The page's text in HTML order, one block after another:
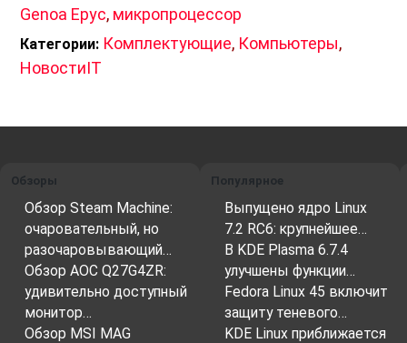
Genoa Epyc, микропроцессор
Категории: Комплектующие, Компьютеры,
НовостиIT
Обзоры
Обзор Steam Machine:
очаровательный, но
разочаровывающий…
Обзор AOC Q27G4ZR:
удивительно доступный
монитор…
Обзор MSI MAG
Популярное
Выпущено ядро Linux
7.2 RC6: крупнейшее…
В KDE Plasma 6.7.4
улучшены функции…
Fedora Linux 45 включит
защиту теневого…
KDE Linux приближается